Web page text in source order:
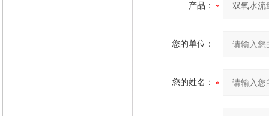
产品：
您的单位：
您的姓名：